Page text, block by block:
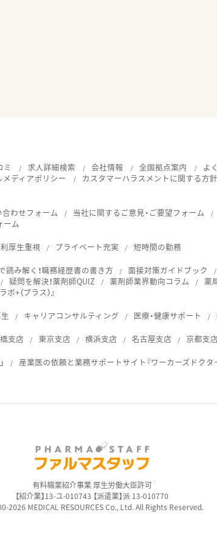
ミ 求人詳細検索 会社情報 全国拠点案内 よ
メディアポリシー カスタマーハラスメントに関する方針
わせフォーム 当社に関するご意見・ご要望フォーム
ーム
利厚生重視 プライベート充実 短時間の勤務
み解く！職務経歴書の書き方 面接対策ガイドブック
疑問を解決！薬剤師QUIZ 薬剤師業界動向コラム 薬
+（プラス）』
キャリアコンサルティング 医療・健康サポート
支店 東京支店 横浜支店 名古屋支店 京都支店
産業医の依頼と業務サポートサイト『ワーカーズドクタ
有料職業紹介事業 厚生労働大臣許可
【紹介業】13-ユ-010743 【派遣業】派 13-010770
2026 MEDICAL RESOURCES Co., Ltd. All Rights Reserved.